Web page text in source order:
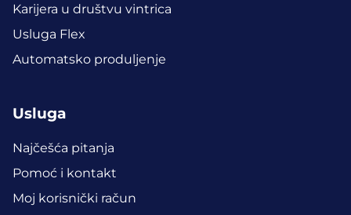
Karijera u društvu vintrica
Usluga Flex
Automatsko produljenje
Usluga
Najčešća pitanja
Pomoć i kontakt
Moj korisnički račun